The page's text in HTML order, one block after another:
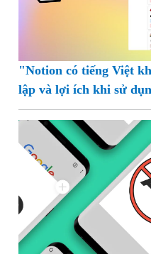
"Notion có tiếng Việt
lập và lợi ích khi sử